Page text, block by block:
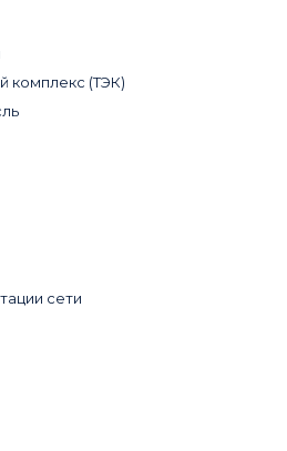
комплекс (ТЭК)
сети